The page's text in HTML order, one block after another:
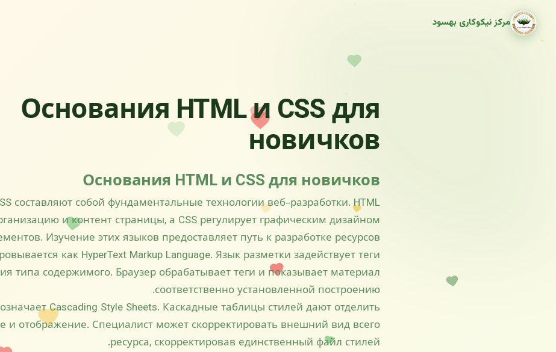
مرکز نیکوکاری بهسود
Основания HTML и CSS для
новичков
Основания HTML и CSS для новичков
составляют собой фундаментальные технологии веб-разработки. HTML
и контент страницы, а CSS регулирует графическим дизайном
Изучение этих языков предоставляет путь к разработке ресурсов.
как HyperText Markup Language. Язык разметки задействует теги
типа содержимого. Браузер обрабатывает теги и показывает материал
соответственно установленной построению.
Cascading Style Sheets. Каскадные таблицы стилей дают отделить
и отображение. Специалист может скорректировать внешний вид всего
ресурса, скорректировав единственный файл стилей.